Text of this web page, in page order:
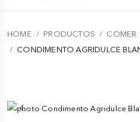
HOME PRODUCTOS COMER
CONDIMENTO AGRIDULCE